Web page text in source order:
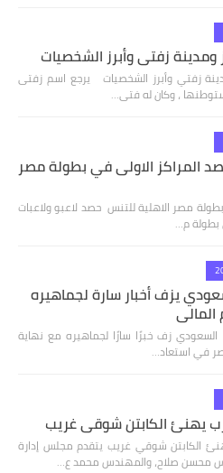
ومدينة زفتي وأبرز الشخصيات
زفتي وأبرز الشخصيات يرجع اسم زفتى
، وكان له فتى…
المراكز الاولى في بطولة مصر
مصر الاهلية للتنس حصد لاعبو ولاعبات
بطولة م…
يزف أخبار سارة لجماهيره
المالي
زف خبرًا سارًا لجماهيره مع نهاية
يهنئ الكابتن شوقي غريب
الكابتن شوقي غريب يتقدم مجلس إدارة
محسن صلاح، والمهندس محمد ع…